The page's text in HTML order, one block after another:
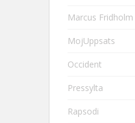
Marcus Fridholm
MojUppsats
Occident
Pressylta
Rapsodi